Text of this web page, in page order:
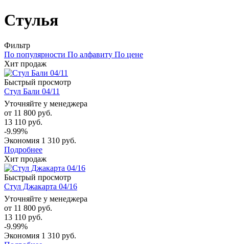
Стулья
Фильтр
По популярности По алфавиту По цене
Хит продаж
Быстрый просмотр
Стул Бали 04/11
Уточняйте у менеджера
от 11 800 руб.
13 110 руб.
-9.99%
Экономия 1 310 руб.
Подробнее
Хит продаж
Быстрый просмотр
Стул Джакарта 04/16
Уточняйте у менеджера
от 11 800 руб.
13 110 руб.
-9.99%
Экономия 1 310 руб.